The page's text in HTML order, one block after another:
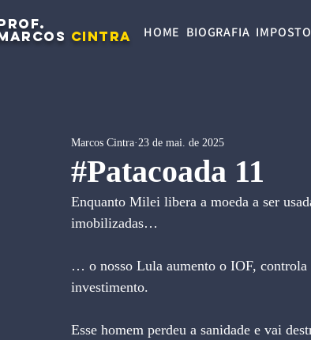
CINTRA HOME BIOGRAFIA
#Patacoada 11
Marcos Cintra 23 de mai. de 2025
Enquanto Milei libera a moeda a ser
imobilizadas…
… o nosso Lula aumento o IOF, controla
investimento.
Esse homem perdeu a sanidade e vai